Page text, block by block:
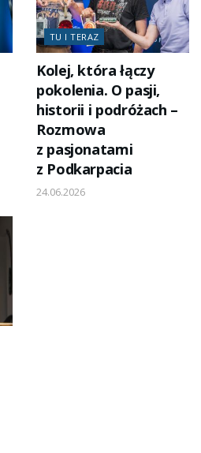
TU I TERAZ
Kolej, która łączy
pokolenia. O pasji,
historii i podróżach –
Rozmowa
z pasjonatami
z Podkarpacia
24.06.2026